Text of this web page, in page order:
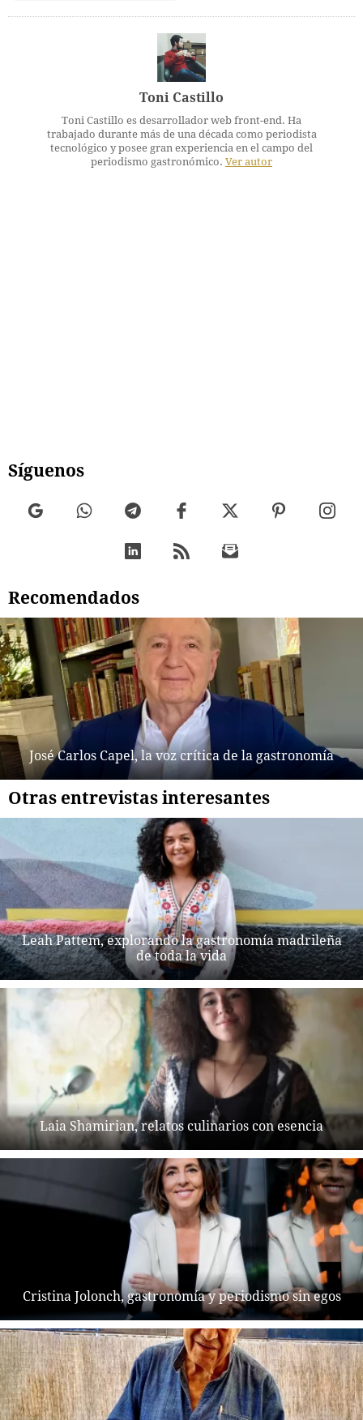
Toni Castillo
Toni Castillo es desarrollador web front-end. Ha
trabajado durante más de una década como periodista
tecnológico y posee gran experiencia en el campo del
periodismo gastronómico. Ver autor
Síguenos
Recomendados
José Carlos Capel, la voz crítica de la gastronomía
Otras entrevistas interesantes
Leah Pattem, explorando la gastronomía madrileña
de toda la vida
Laia Shamirian, relatos culinarios con esencia
Cristina Jolonch, gastronomía y periodismo sin egos